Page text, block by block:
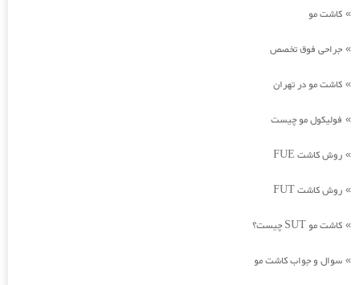
» کاشت مو
» جراحی فوق تخصص
» کاشت مو در تهران
» فولیکول مو چیست
» روش کاشت FUE
» روش کاشت FUT
» کاشت مو SUT چیست؟
» سوال و جواب کاشت مو